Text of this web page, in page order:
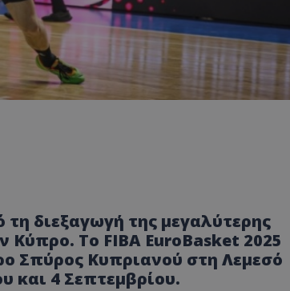
διεξαγωγή της μεγαλύτερης
Κύπρο. Το FIBA EuroBasket 2025
Σπύρος Κυπριανού στη Λεμεσό
και 4 Σεπτεμβρίου.